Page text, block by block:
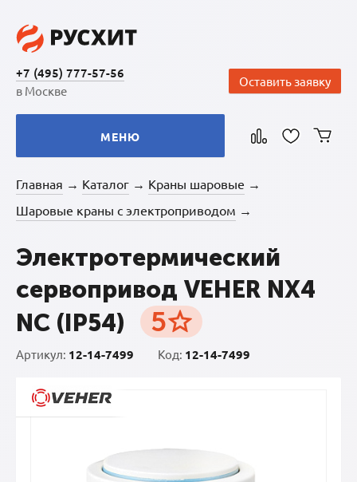
+7 (495) 777-57-56
в Москве
Оставить заявку
МЕНЮ
Главная → Каталог → Краны шаровые →
Шаровые краны с электроприводом →
Электротермический
сервопривод VEHER NX4
NC (IP54)
5
Артикул: 12-14-7499 Код: 12-14-7499